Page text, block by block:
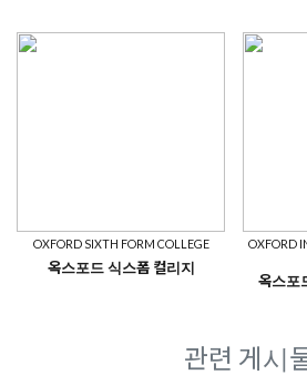
OXFORD SIXTH FORM COLLEGE
옥스포드 식스폼 컬리지
OXFORD
옥스포
관련 게시